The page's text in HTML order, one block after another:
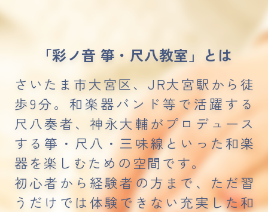
彩ノ音サロン
レンタルスペース
出張演奏
お知らせ・イベント
「彩ノ音 箏・尺八教室」とは
さいたま市大宮区、JR大宮駅から徒
歩9分。和楽器バンド等で活躍する
尺八奏者、神永大輔がプロデュース
する 箏・尺八・三味線といった和楽
器を楽しむための空間です。
初心者から経験者の方まで、ただ習
うだけでは体験できない充実した和